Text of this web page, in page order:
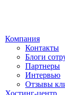
Компания
Контакты
Блоги
Партнеры
Интервью
Отзывы
Хостинг-центр